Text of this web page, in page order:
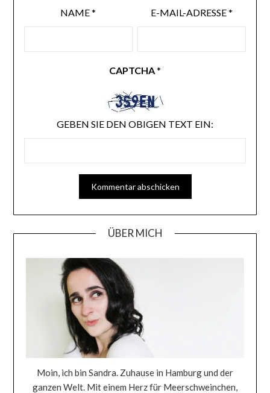
NAME* E-MAIL-ADRESSE*
CAPTCHA*
GEBEN SIE DEN OBIGEN TEXT EIN:
ÜBER MICH
Moin, ich bin Sandra. Zuhause in Hamburg und der
ganzen Welt. Mit einem Herz für Meerschweinchen,